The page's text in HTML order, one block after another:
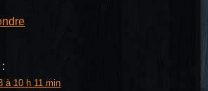
à 10 h 11 min